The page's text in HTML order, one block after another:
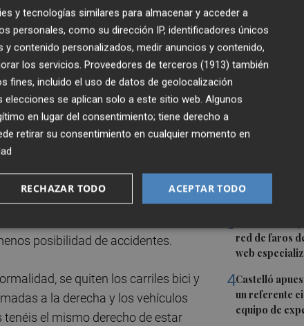
Últimas
1
CCOO
enfermería
Castellón
Los grupos
impulsar la
afectados por
3 PortCastelló
red de faros
web
4Castelló
un referente
equipo de
losrojos perroflautas que nos
sé.
por la derecha tendría al
bici sería acabar con el carril bici.
la ciudad. El carril bici es la
que permite igualdad de
está consiguiendo que los
gente se pase a las dos
cambio de hábitos se traduce en
posibilidad de accidentes.
se quiten los carriles bici y
a la derecha y los vehículos
el mismo derecho de estar
y tecnologías similares para almacenar y acceder a
personales, como su dirección IP, identificadores únicos
contenido personalizados, medir anuncios y contenido,
los servicios. Proveedores de terceros (1913) también
fines, incluido el uso de datos de geolocalización
se aplican solo a este sitio web. Algunos
en lugar del consentimiento; tiene derecho a
retirar su consentimiento en cualquier momento en
ACEPTAR TODO
RECHAZAR TODO